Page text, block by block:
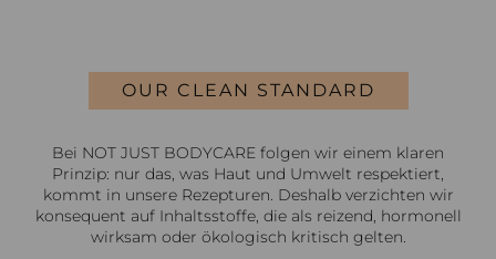
OUR CLEAN STANDARD
Bei NOT JUST BODYCARE folgen wir einem klaren
Prinzip: nur das, was Haut und Umwelt respektiert,
kommt in unsere Rezepturen. Deshalb verzichten wir
konsequent auf Inhaltsstoffe, die als reizend, hormonell
wirksam oder ökologisch kritisch gelten.